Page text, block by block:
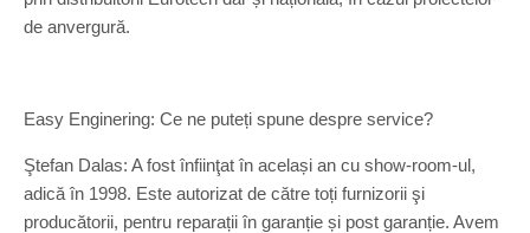
de anvergură.
Easy Enginering: Ce ne puteți spune despre service?
Ştefan Dalas: A fost înfiinţat în același an cu show-room-ul,
adică în 1998. Este autorizat de către toți furnizorii şi
producătorii, pentru reparații în garanție și post garanție. Avem